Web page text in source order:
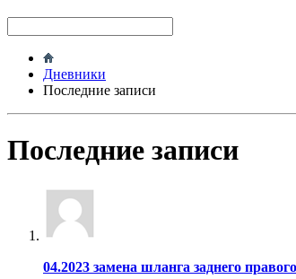
Дневники
Последние записи
Последние записи
04.2023 замена шланга заднего